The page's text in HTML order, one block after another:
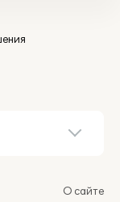
О сайте